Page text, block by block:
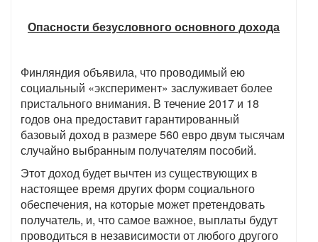
Опасности безусловного основного дохода
Финляндия объявила, что проводимый ею
социальный «эксперимент» заслуживает более
пристального внимания. В течение 2017 и 18
годов она предоставит гарантированный
базовый доход в размере 560 евро двум тысячам
случайно выбранным получателям пособий.
Этот доход будет вычтен из существующих в
настоящее время других форм социального
обеспечения, на которые может претендовать
получатель, и, что самое важное, выплаты будут
проводиться в независимости от любого другого